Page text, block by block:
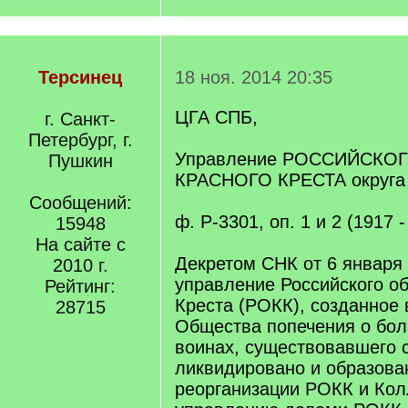
Терсинец
г. Санкт-
Петербург, г.
Пушкин
Сообщений:
15948
На сайте с
2010 г.
Рейтинг:
28715
18 ноя. 2014 20:35
ЦГА СПБ,
Управление
КРАСНОГО КРЕСТА округа
ф. Р-3301, оп. 1 и 2 (1917 -
Декретом СНК от 6 января
управление Российского
Креста (РОКК), созданное
Общества попечения о
воинах, существовавшего
ликвидировано и
реорганизации РОКК и